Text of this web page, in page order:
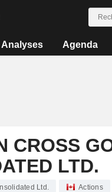
Analyses Agenda
CROSS
LTD.
Ltd. Actions